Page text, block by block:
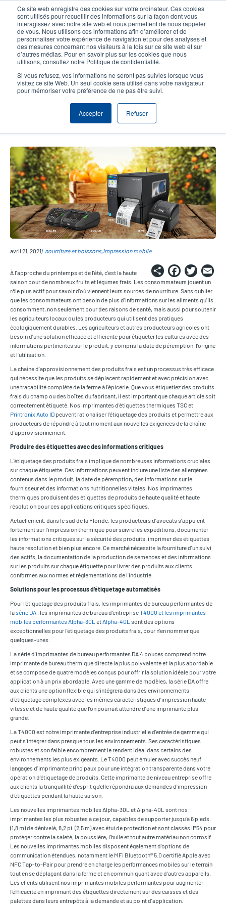
Ce site web enregistre des cookies sur votre ordinateur. Ces cookies
sont utilisés pour recueillir des informations sur la façon dont vous
interagissez avec notre site web et nous permettent de nous rappeler
de vous. Nous utilisons ces informations afin d’améliorer et de
personnaliser votre expérience de navigation et pour des analyses et
des mesures concernant nos visiteurs à la fois sur ce site web et sur
d’autres médias. Pour en savoir plus sur les cookies que nous
utilisons, consultez notre Politique de confidentialité.
Si vous refusez, vos informations ne seront pas suivies lorsque vous
visitez ce site Web. Un seul cookie sera utilisé dans votre navigateur
pour mémoriser votre préférence de ne pas être suivi.
Accepter Refuser
contenu
principal
User
account
menu
User
Header
Sélecteur de produits Tech Support
Contacter le service commercial
Solutions d'étiquetage pour les
distributeurs de produits frais
avril 21, 2021 nourriture et boissons Impression mobile
Share
À l'approche du printemps et de l'été, c'est la haute
saison pour de nombreux fruits et légumes frais. Les consommateurs jouent un
rôle plus actif pour savoir d'où viennent leurs sources de nourriture. Sans oublier
que les consommateurs ont besoin de plus d'informations sur les aliments qu'ils
consomment, non seulement pour des raisons de santé, mais aussi pour soutenir
les agriculteurs locaux ou les producteurs qui utilisent des pratiques
écologiquement durables. Les agriculteurs et autres producteurs agricoles ont
besoin d'une solution efficace et efficiente pour étiqueter les cultures avec des
informations pertinentes sur le produit, y compris la date de péremption, l'origine
et l'utilisation.
La chaîne d'approvisionnement des produits frais est un processus très efficace
qui nécessite que les produits se déplacent rapidement et avec précision avec
une traçabilité complète de la ferme à l'épicerie. Que vous étiquetiez des produits
frais du champ ou des boîtes du fabricant, il est important que chaque article soit
correctement étiqueté. Nos imprimantes d'étiquettes thermiques TSC et
Printronix Auto ID peuvent rationaliser l'étiquetage des produits et permettre aux
producteurs de répondre à tout moment aux nouvelles exigences de la chaîne
d'approvisionnement.
Produire des étiquettes avec des informations critiques
L'étiquetage des produits frais implique de nombreuses informations cruciales
sur chaque étiquette. Ces informations peuvent inclure une liste des allergènes
contenus dans le produit, la date de péremption, des informations sur le
fournisseur et des informations nutritionnelles vitales. Nos imprimantes
thermiques produisent des étiquettes de produits de haute qualité et haute
résolution pour ces applications critiques spécifiques.
Actuellement, dans le sud de la Floride, les producteurs d'avocats s'appuient
fortement sur l'impression thermique pour suivre les expéditions, documenter
les informations critiques sur la sécurité des produits, imprimer des étiquettes
haute résolution et bien plus encore. Ce marché nécessite la fourniture d'un suivi
des actifs, la documentation de la production de semences et des informations
sur les produits sur chaque étiquette pour livrer des produits aux clients
conformes aux normes et réglementations de l'industrie.
Solutions pour les processus d'étiquetage automatisés
Pour l'étiquetage des produits frais, les imprimantes de bureau performantes de
lasérie DA , les imprimantes de bureau d'entrepriseT4000 et les imprimantes
mobiles performantes Alpha-30L etAlpha-40L sont des options
exceptionnelles pour l'étiquetage des produits frais, pour n'en nommer que
quelques-unes.
La série d'imprimantes de bureau performantes DA 4 pouces comprend notre
imprimante de bureau thermique directe la plus polyvalente et la plus abordable
et se compose de quatre modèles conçus pour offrir la solution idéale pour votre
application à un prix abordable. Avec une gamme de modèles, la série DA offre
aux clients une option flexible qui s'intégrera dans des environnements
d'étiquetage complexes avec les mêmes caractéristiques d'impression haute
vitesse et de haute qualité que l'on pourrait attendre d'une imprimante plus
grande.
La T4000 est notre imprimante d'entreprise industrielle d'entrée de gamme qui
peut s'intégrer dans presque tous les environnements. Ses caractéristiques
robustes et son faible encombrement le rendent idéal dans certains des
environnements les plus exigeants. Le T4000 peut émuler avec succès neuf
langages d'imprimante principaux pour une intégration transparente dans votre
opération d'étiquetage de produits. Cette imprimante de niveau entreprise offre
aux clients la tranquillité d'esprit qu'elle répondra aux demandes d'impression
d'étiquettes pendant la haute saison.
Les nouvelles imprimantes mobiles Alpha-30L et Alpha-40L sont nos
imprimantes les plus robustes à ce jour, capables de supporter jusqu'à 6 pieds.
(1,8 m) de dénivelé, 8,2 pi. (2,5 m) avec étui de protection et sont classés IP54 pour
protéger contre la saleté, la poussière, l'huile et tout autre matériau non corrosif.
Les nouvelles imprimantes mobiles disposent également d'options de
communication étendues, notamment le MFi Bluetooth® 5.0 certifié Apple avec
NFC Tap-to-Pair pour prendre en charge les performances mobiles sur le terrain
tout en se déplaçant dans la ferme et en communiquant avec d'autres appareils.
Les clients utilisent nos imprimantes mobiles performantes pour augmenter
l'efficacité en imprimant des étiquettes directement sur des caisses et des
palettes dans leurs entrepôts à la demande et au point d'application.